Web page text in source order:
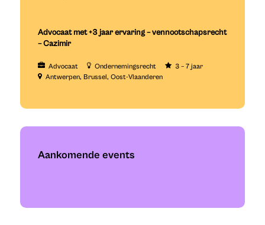
Advocaat met +3 jaar ervaring – vennootschapsrecht
– Cazimir
Advocaat Ondernemingsrecht
3 – 7 jaar
Antwerpen
Brussel Oost-Vlaanderen
Aankomende events